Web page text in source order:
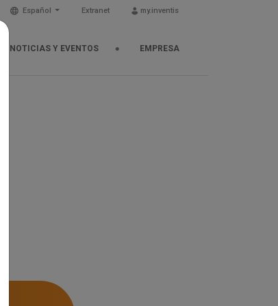
Español Extranet my.inventis
NOTICIAS Y EVENTOS EMPRESA